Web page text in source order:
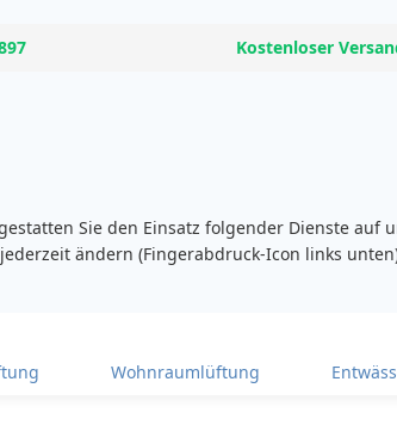
Kostenloser
Sie den Einsatz folgender Dienste auf
ändern (Fingerabdruck-Icon links
Wohnraumlüftung